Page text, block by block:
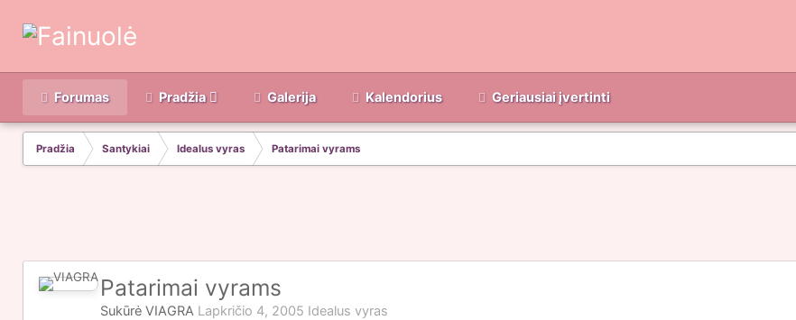
Forumas Pradžia Galerija Kalendorius Geriausiai įvertinti
Pradžia Santykiai Idealus vyras Patarimai vyrams
Patarimai vyrams
Sukūrė VIAGRA Lapkričio 4, 2005 Idealus vyras